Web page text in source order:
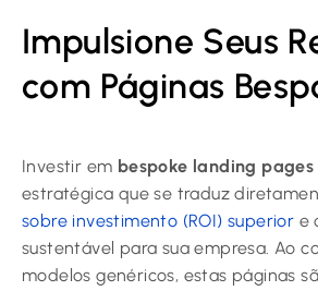
Impulsione Seus
com Páginas
Investir em bespoke landing pages
estratégica que se traduz
sobre investimento (ROI) superior e
sustentável para sua empresa. Ao
modelos genéricos, estas páginas